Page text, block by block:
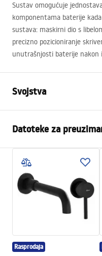
Sustav omogućuje
komponentama baterije
sustava: maskirni dio s
precizno pozicioniranje
unutrašnjosti baterije nakon
Svojstva
Način montaže
Boja
Vrsta izljevne cijevi
Materijal
Promjer priključka
Datoteke za
Instrukcja montażu
Jamstveni uvjeti
Rasprodaja